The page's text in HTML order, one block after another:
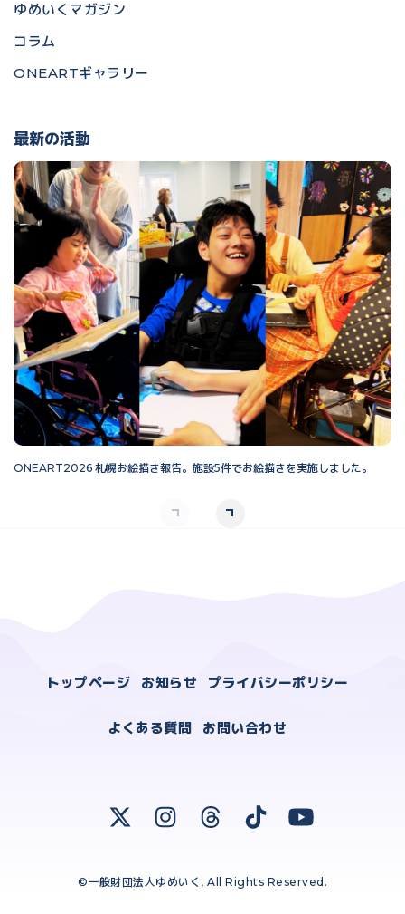
ゆめいくマガジン
コラム
ONEARTギャラリー
最新の活動
ONEART2026 札幌お絵描き報告。施設5件でお絵描きを実施しました。
トップページ お知らせ プライバシーポリシー
よくある質問 お問い合わせ
©一般財団法人ゆめいく, All Rights Reserved.